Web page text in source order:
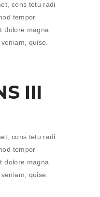
cons tetu radi
tempor
dolore magna
quise.
III
cons tetu radi
tempor
dolore magna
quise.